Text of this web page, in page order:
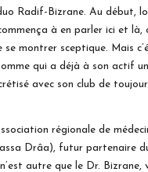
Radif-Bizrane. Au début,
à en parler ici et là,
se montrer sceptique. Mais
qui a déjà à son actif
avec son club de
régionale de
Drâa), futur partenaire
autre que le Dr. Bizrane,